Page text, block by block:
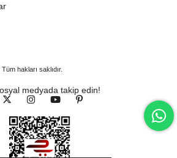
hakları saklıdır.
medyada takip edin!